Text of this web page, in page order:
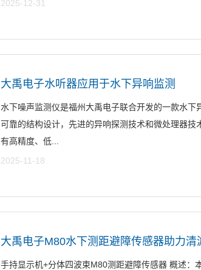
2025-12-31
大禹电子水听器应用于水下异响监测
水下噪声监测仪是福州大禹电子联合开发的一款水下
可靠的结构设计，先进的异响探测技术和微处理器技
有高精度、低...
2025-11-18
大禹电子M80水下测距避障传感器助力清
手持显示机+分体四波束M80测距避障传感器 概述：